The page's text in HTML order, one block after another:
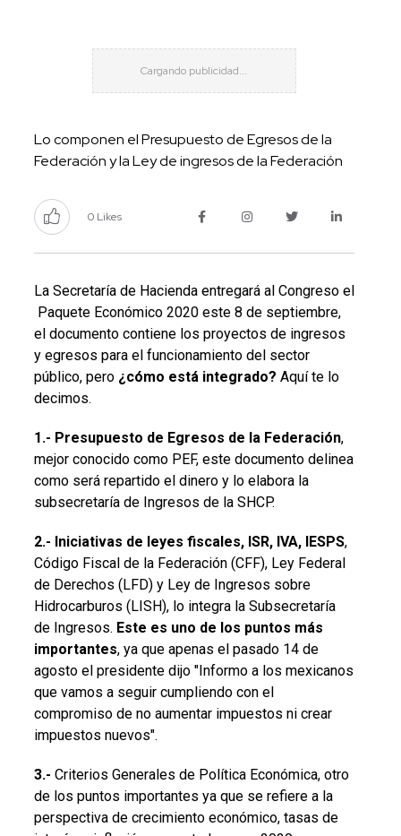
Lo componen el Presupuesto de Egresos de la
Federación y la Ley de ingresos de la Federación
0 Likes
La Secretaría de Hacienda entregará al Congreso el
Paquete Económico 2020 este 8 de septiembre,
el documento contiene los proyectos de ingresos
y egresos para el funcionamiento del sector
público, pero ¿cómo está integrado? Aquí te lo
decimos.
1.- Presupuesto de Egresos de la Federación,
mejor conocido como PEF, este documento delinea
como será repartido el dinero y lo elabora la
subsecretaría de Ingresos de la SHCP.
2.- Iniciativas de leyes fiscales, ISR, IVA, IESPS,
Código Fiscal de la Federación (CFF), Ley Federal
de Derechos (LFD) y Ley de Ingresos sobre
Hidrocarburos (LISH), lo integra la Subsecretaría
de Ingresos. Este es uno de los puntos más
importantes, ya que apenas el pasado 14 de
agosto el presidente dijo "Informo a los mexicanos
que vamos a seguir cumpliendo con el
compromiso de no aumentar impuestos ni crear
impuestos nuevos".
3.- Criterios Generales de Política Económica, otro
de los puntos importantes ya que se refiere a la
perspectiva de crecimiento económico, tasas de